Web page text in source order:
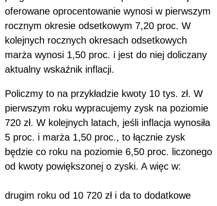
oferowane oprocentowanie wynosi w pierwszym
rocznym okresie odsetkowym 7,20 proc. W
kolejnych rocznych okresach odsetkowych
marża wynosi 1,50 proc. i jest do niej doliczany
aktualny wskaźnik inflacji.
Policzmy to na przykładzie kwoty 10 tys. zł. W
pierwszym roku wypracujemy zysk na poziomie
720 zł. W kolejnych latach, jeśli inflacja wynosiła
5 proc. i marża 1,50 proc., to łącznie zysk
będzie co roku na poziomie 6,50 proc. liczonego
od kwoty powiększonej o zyski. A więc w:
drugim roku od 10 720 zł i da to dodatkowe